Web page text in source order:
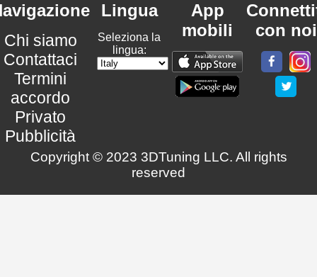
Chi siamo
Contattaci
Termini
accordo
Privato
Pubblicità
Lingua
Seleziona la
lingua:
App
mobili
con noi
Copyright © 2023 3DTuning LLC. All rights
reserved